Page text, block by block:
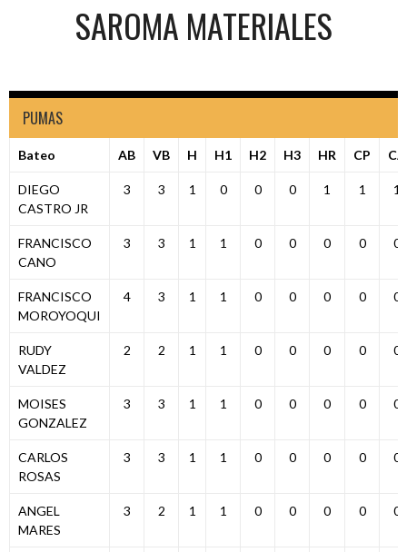
SAROMA MATERIALES
PUMAS
Bateo AB VB H H1 H2 H3 HR CP CA
DIEGO
CASTRO JR
3 3 1 0 0 0 1 1 1
FRANCISCO
CANO
3 3 1 1 0 0 0 0 0
FRANCISCO
MOROYOQUI
4 3 1 1 0 0 0 0 0
RUDY
VALDEZ
2 2 1 1 0 0 0 0 0
MOISES
GONZALEZ
3 3 1 1 0 0 0 0 0
CARLOS
ROSAS
3 3 1 1 0 0 0 0 0
ANGEL
MARES
3 2 1 1 0 0 0 0 0